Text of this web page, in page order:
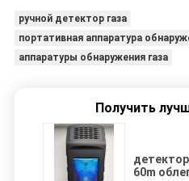
ручной детектор газа
портативная аппаратура
аппаратуры обнаружения газа
Получить
60m